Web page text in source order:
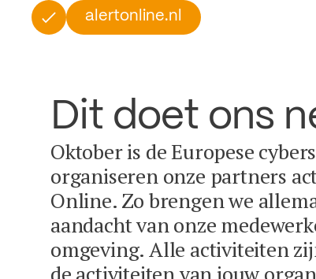
alertonline.nl
Dit doet ons
Oktober is de Europese
organiseren onze partners
Online. Zo brengen we
aandacht van onze
omgeving. Alle activiteiten
de activiteiten van jouw